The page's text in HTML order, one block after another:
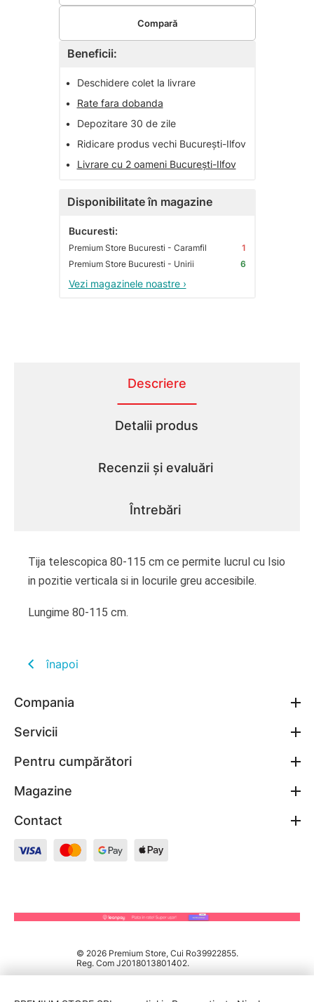
Beneficii:
•
Deschidere colet la livrare
•
Rate fara dobanda
•
Depozitare 30 de zile
•
Ridicare produs vechi București-Ilfov
•
Livrare cu 2 oameni București-Ilfov
Disponibilitate în magazine
Bucuresti:
Premium Store Bucuresti - Caramfil
1
Premium Store Bucuresti - Unirii
6
Vezi magazinele noastre ›
Compară
Descriere
Detalii produs
Recenzii și evaluări
Întrebări
Tija telescopica 80-115 cm ce permite lucrul cu Isio
in pozitie verticala si in locurile greu accesibile.
Lungime 80-115 cm.
înapoi
Compania
Servicii
Pentru cumpărători
Magazine
Contact
© 2026 Premium Store, Cui Ro39922855.
Reg. Com J2018013801402.